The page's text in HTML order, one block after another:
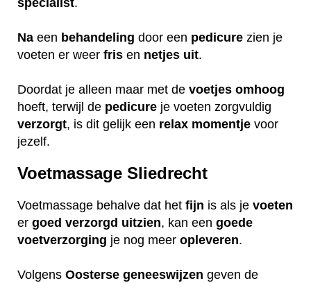
Na een behandeling door een pedicure zien je
voeten er weer fris en netjes uit.
Doordat je alleen maar met de voetjes omhoog
hoeft, terwijl de pedicure je voeten zorgvuldig
verzorgt, is dit gelijk een relax momentje voor
jezelf.
Voetmassage Sliedrecht
Voetmassage behalve dat het fijn is als je voeten
er goed verzorgd uitzien, kan een goede
voetverzorging je nog meer opleveren.
Volgens Oosterse geneeswijzen geven de